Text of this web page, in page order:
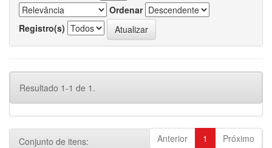
Ordenar
Registro(s)
Resultado 1-1 de 1.
Anterior 1 Próximo
Conjunto de itens: